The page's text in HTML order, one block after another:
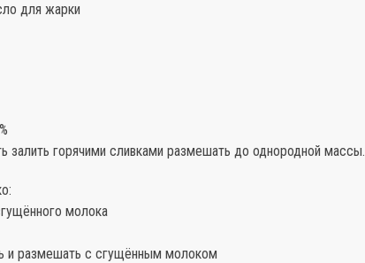
для жарки
залить горячими сливками размешать до однородной массы.
молока
и размешать с сгущённым молоком